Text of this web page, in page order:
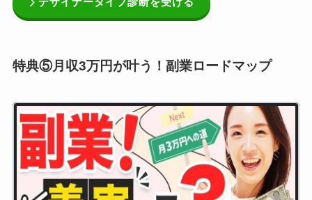
特典⑤月収3万円が叶う！副業ロードマップ